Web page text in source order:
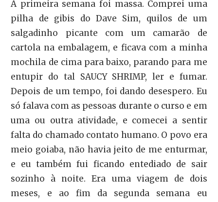
A primeira semana foi massa. Comprei uma
pilha de gibis do Dave Sim, quilos de um
salgadinho picante com um camarão de
cartola na embalagem, e ficava com a minha
mochila de cima para baixo, parando para me
entupir do tal SAUCY SHRIMP, ler e fumar.
Depois de um tempo, foi dando desespero. Eu
só falava com as pessoas durante o curso e em
uma ou outra atividade, e comecei a sentir
falta do chamado contato humano. O povo era
meio goiaba, não havia jeito de me enturmar,
e eu também fui ficando entediado de sair
sozinho à noite. Era uma viagem de dois
meses, e ao fim da segunda semana eu